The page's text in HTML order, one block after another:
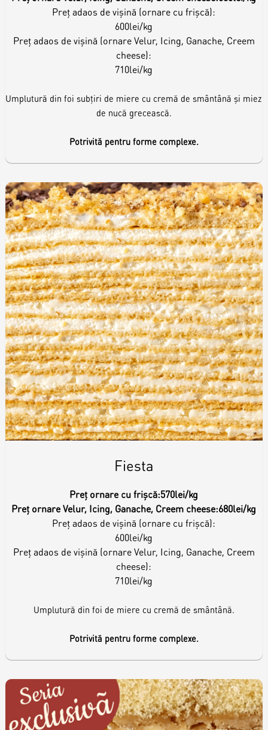
Preț adaos de vișină (ornare cu frișcă):
600lei/kg
Preț adaos de vișină (ornare Velur, Icing, Ganache, Creem
cheese):
710lei/kg
Umplutură din foi subțiri de miere cu cremă de smântână și miez
de nucă grecească.
Potrivită pentru forme complexe.
Fiesta
Preț ornare cu frișcă:570lei/kg
Preț ornare Velur, Icing, Ganache, Creem cheese:680lei/kg
Preț adaos de vișină (ornare cu frișcă):
600lei/kg
Preț adaos de vișină (ornare Velur, Icing, Ganache, Creem
cheese):
710lei/kg
Umplutură din foi de miere cu cremă de smântână.
Potrivită pentru forme complexe.